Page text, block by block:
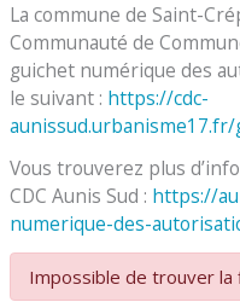
La commune de Saint-
Communauté de
guichet numérique des
le suivant : https://cdc-
Vous trouverez plus
CDC Aunis Sud : https://
numerique-des-
Impossible de trouver la